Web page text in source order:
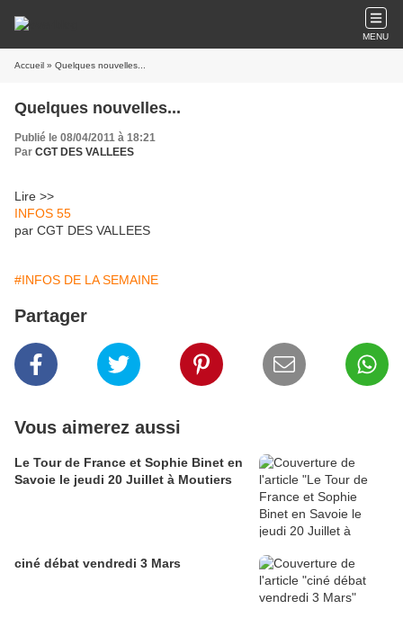
MENU
Accueil » Quelques nouvelles...
Quelques nouvelles...
Publié le 08/04/2011 à 18:21
Par CGT DES VALLEES
Lire >>
INFOS 55
par CGT DES VALLEES
#INFOS DE LA SEMAINE
Partager
Vous aimerez aussi
Le Tour de France et Sophie Binet en
Savoie le jeudi 20 Juillet à Moutiers
ciné débat vendredi 3 Mars